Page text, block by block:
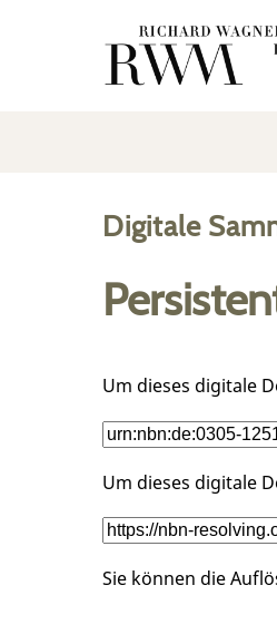
Digitale
Um dieses digitale
Um dieses digitale
Sie können die